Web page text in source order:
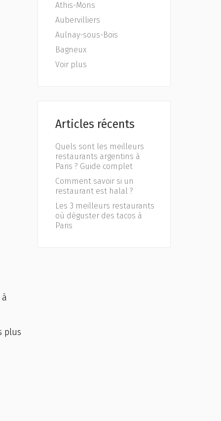
plus
Athis-Mons
Aubervilliers
Aulnay-sous-Bois
Bagneux
Voir plus
Articles récents
Quels sont les meilleurs
restaurants argentins à
Paris ? Guide complet
Comment savoir si un
restaurant est halal ?
Les 3 meilleurs restaurants
où déguster des tacos à
Paris